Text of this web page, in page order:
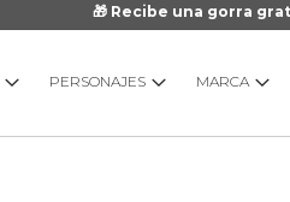
🎁 Recibe una gorra
PERSONAJES MARCA